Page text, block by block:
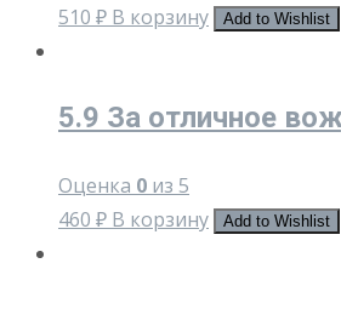
510 ₽ В корзину Add to Wishlist
5.9 За отличное
Оценка 0 из 5
460 ₽ В корзину Add to Wishlist